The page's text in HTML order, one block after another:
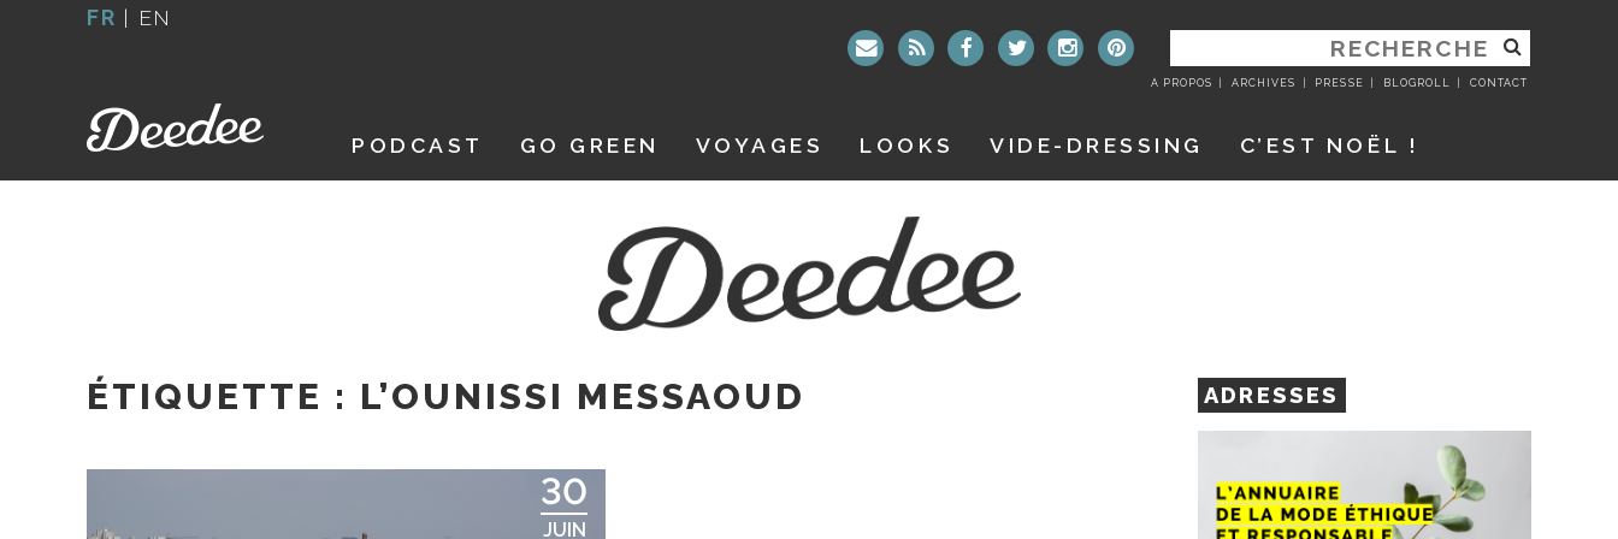
FR | EN
RECHERCHER
:
A PROPOS ARCHIVES PRESSE BLOGROLL CONTACT
PODCAST GO GREEN VOYAGES LOOKS VIDE-DRESSING C’EST NOËL !
ÉTIQUETTE : L’OUNISSI MESSAOUD
30
JUIN
ADRESSES